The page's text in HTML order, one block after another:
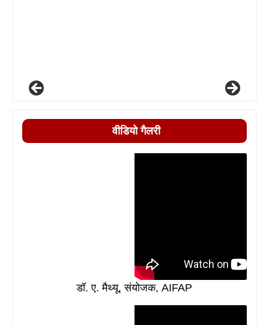
वीडियो गैलरी
डॉ. ए. मैथ्यू, संयोजक, AIFAP